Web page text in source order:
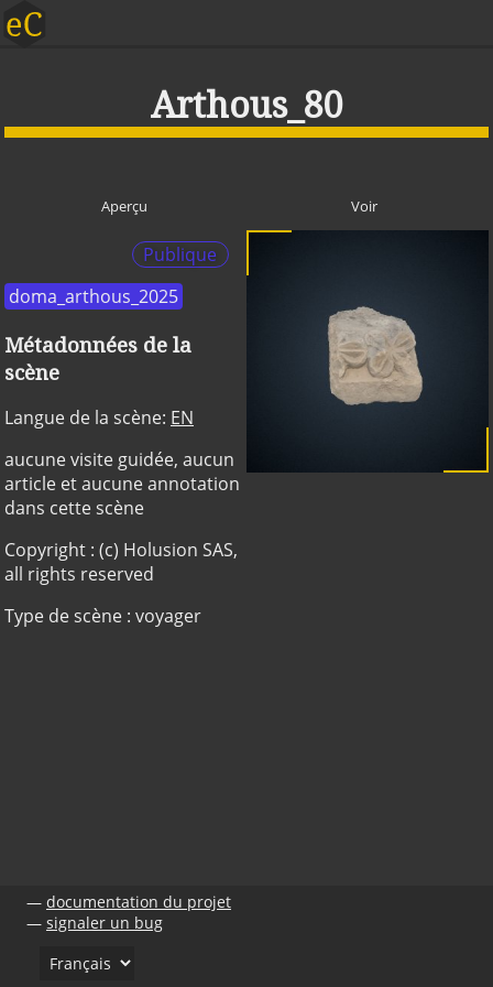
Arthous_80
Aperçu Voir
Publique
doma_arthous_2025
Métadonnées de la
scène
Langue de la scène: EN
aucune visite guidée, aucun
article et aucune annotation
dans cette scène
Copyright : (c) Holusion SAS,
all rights reserved
Type de scène : voyager
documentation du projet
signaler un bug